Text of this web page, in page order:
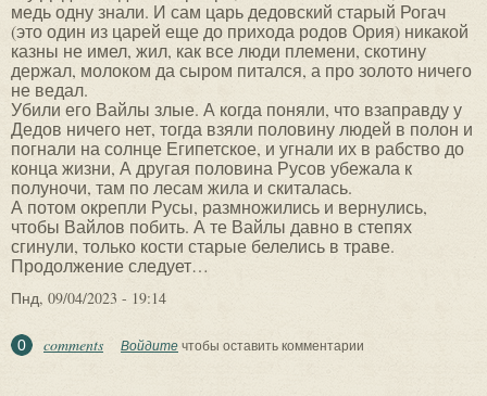
медь одну знали. И сам царь дедовский старый Рогач
(это один из царей еще до прихода родов Ория) никакой
казны не имел, жил, как все люди племени, скотину
держал, молоком да сыром питался, а про золото ничего
не ведал.
Убили его Вайлы злые. А когда поняли, что взаправду у
Дедов ничего нет, тогда взяли половину людей в полон и
погнали на солнце Египетское, и угнали их в рабство до
конца жизни, А другая половина Русов убежала к
полуночи, там по лесам жила и скиталась.
А потом окрепли Русы, размножились и вернулись,
чтобы Вайлов побить. А те Вайлы давно в степях
сгинули, только кости старые белелись в траве.
Продолжение следует…
Пнд, 09/04/2023 - 19:14
0 comments Войдитечтобы оставить комментарии